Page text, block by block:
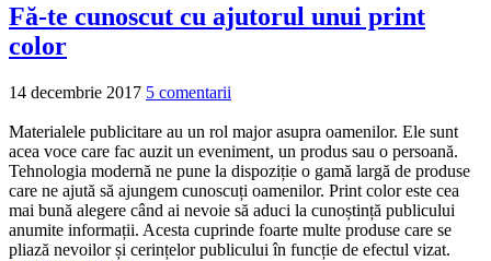
Fă-te cunoscut cu ajutorul unui print
color
14 decembrie 2017 5 comentarii
Materialele publicitare au un rol major asupra oamenilor. Ele sunt
acea voce care fac auzit un eveniment, un produs sau o persoană.
Tehnologia modernă ne pune la dispoziție o gamă largă de produse
care ne ajută să ajungem cunoscuți oamenilor. Print color este cea
mai bună alegere când ai nevoie să aduci la cunoștință publicului
anumite informații. Acesta cuprinde foarte multe produse care se
pliază nevoilor și cerințelor publicului în funcție de efectul vizat.